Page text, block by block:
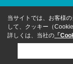
当サイトでは、お客様
して、クッキー（
詳しくは、当社の 「